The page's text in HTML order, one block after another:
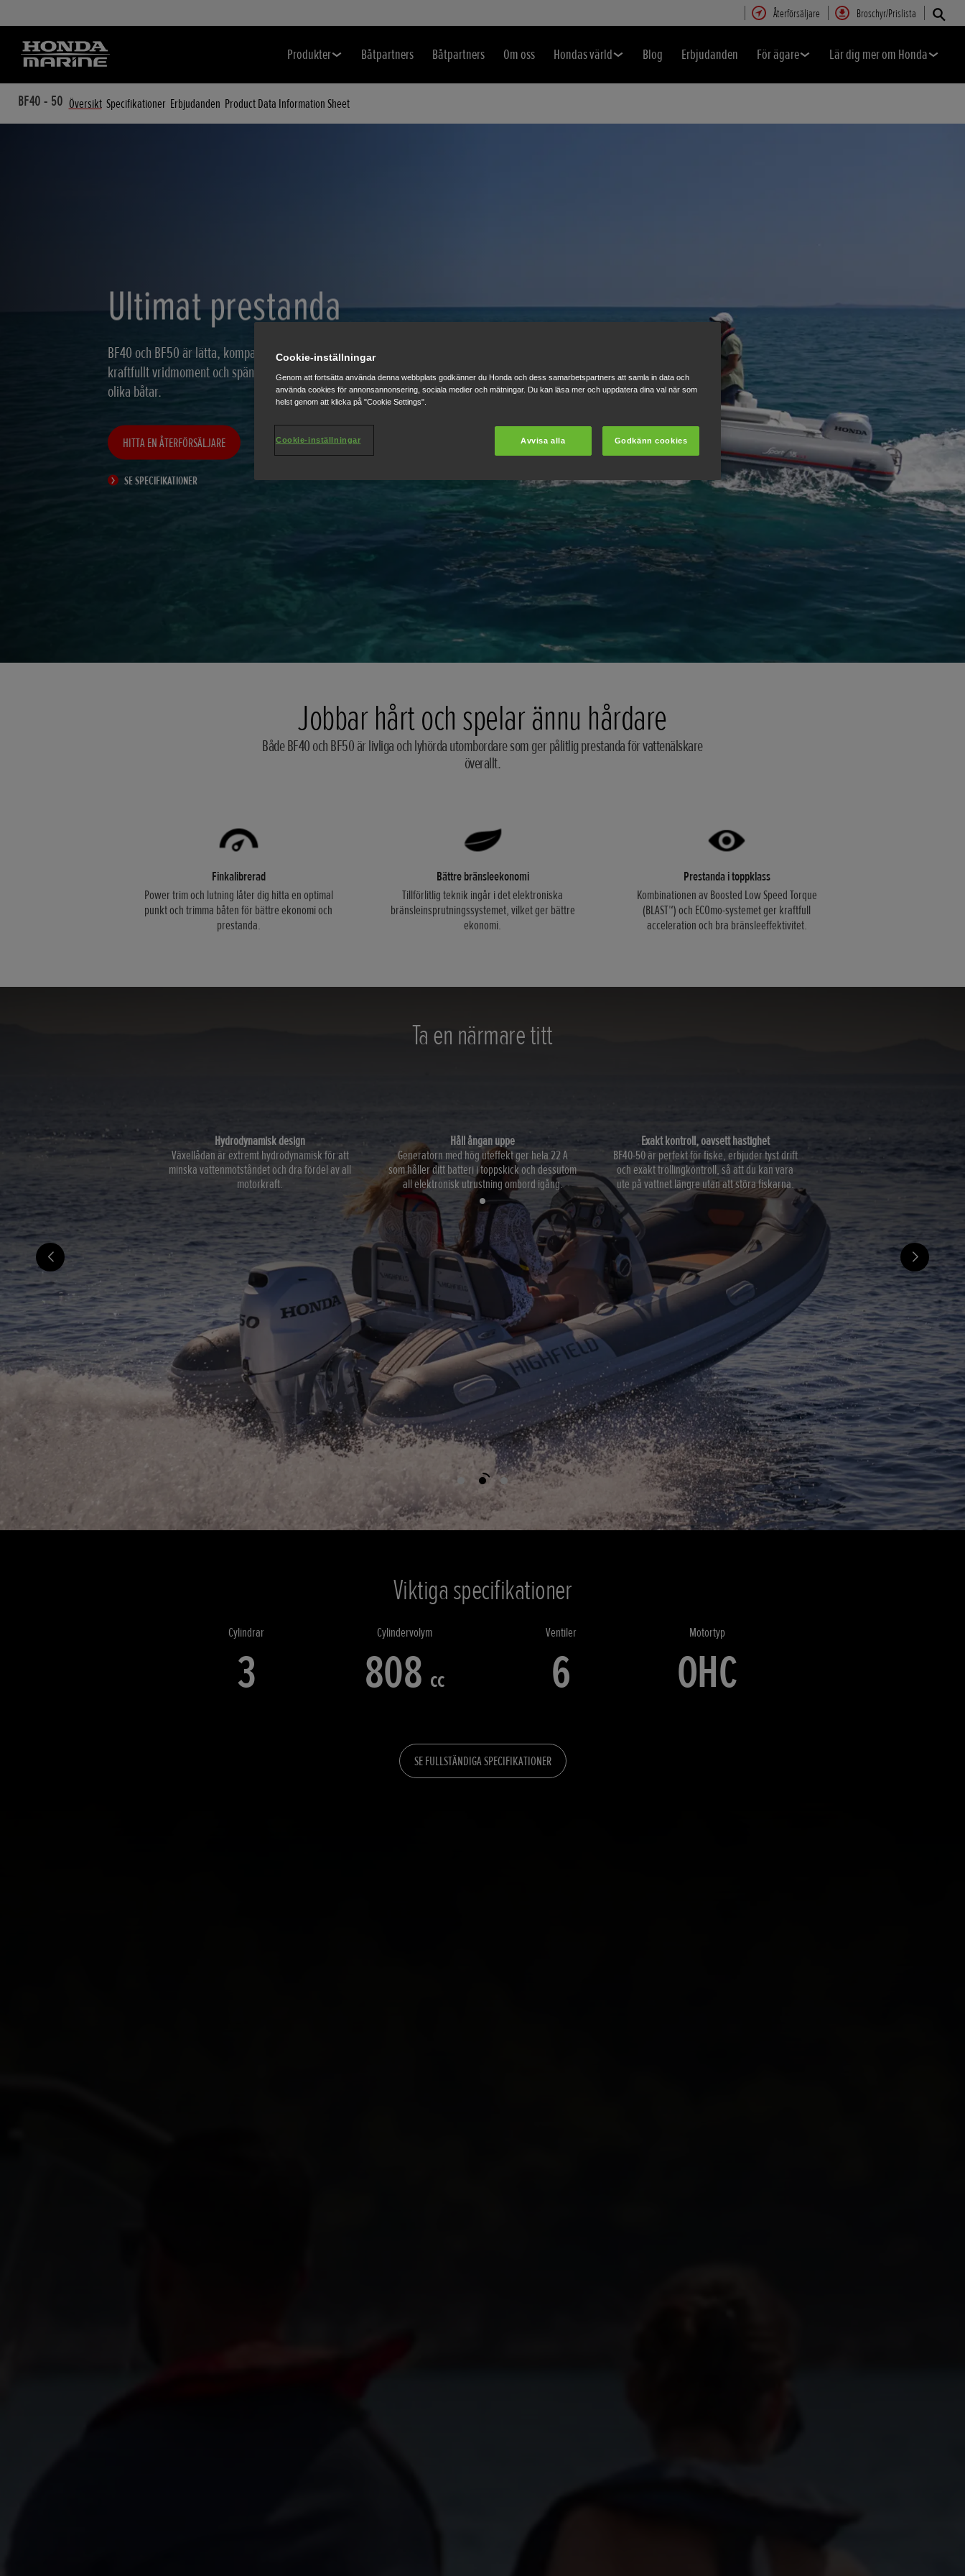
Återförsäljare Broschyr/Prislista
Produkter Båtpartners Båtpartners Om oss Hondas värld Blog Erbjudanden För ägare Lär dig mer om Honda
BF40 - 50 Översikt Specifikationer Erbjudanden Product Data Information Sheet
Ultimat prestanda
BF40 och BF50 är lätta, kompakta 808cc trecylindriga motorer, med
kraftfullt vridmoment och spännande funktioner som passar en mängd
olika båtar.
HITTA EN ÅTERFÖRSÄLJARE
SE SPECIFIKATIONER
Jobbar hårt och spelar ännu hårdare
Både BF40 och BF50 är livliga och lyhörda utombordare som ger pålitlig prestanda för vattenälskare
överallt.
Finkalibrerad
Power trim och lutning låter dig hitta en optimal
punkt och trimma båten för bättre ekonomi och
prestanda.
Bättre bränsleekonomi
Tillförlitlig teknik ingår i det elektroniska
bränsleinsprutningssystemet, vilket ger bättre
ekonomi.
Prestanda i toppklass
Kombinationen av Boosted Low Speed ​​Torque
(BLAST™) och ECOmo-systemet ger kraftfull
acceleration och bra bränsleeffektivitet.
Ta en närmare titt
Hydrodynamisk design
Växellådan är extremt hydrodynamisk för att
minska vattenmotståndet och dra fördel av all
motorkraft.
Håll ångan uppe
Generatorn med hög uteffekt ger hela 22 A
som håller ditt batteri i toppskick och dessutom
all elektronisk utrustning ombord igång.
Exakt kontroll, oavsett hastighet
BF40-50 är perfekt för fiske, erbjuder tyst drift
och exakt trollingkontroll, så att du kan vara
ute på vattnet längre utan att störa fiskarna.
Viktiga specifikationer
Cylindrar
3
Cylindervolym
808 cc
Ventiler
6
Motortyp
OHC
SE FULLSTÄNDIGA SPECIFIKATIONER
Cookie-inställningar
Genom att fortsätta använda denna webbplats godkänner du Honda och dess samarbetspartners att samla in data och
använda cookies för annonsannonsering, sociala medier och mätningar. Du kan läsa mer och uppdatera dina val när som
helst genom att klicka på "Cookie Settings".
Avvisa alla Godkänn cookies
Cookie-inställningar